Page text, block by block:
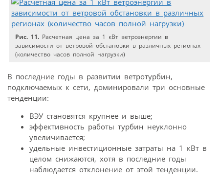
Рис. 11. Расчетная цена за 1 кВт ветроэнергии в
зависимости от ветровой обстановки в различных регионах
(количество часов полной нагрузки)
В последние годы в развитии ветротурбин,
подключаемых к сети, доминировали три основные
тенденции:
ВЭУ становятся крупнее и выше;
эффективность работы турбин неуклонно
увеличивается;
удельные инвестиционные затраты на 1 кВт в
целом снижаются, хотя в последние годы
наблюдается отклонение от этой тенденции.